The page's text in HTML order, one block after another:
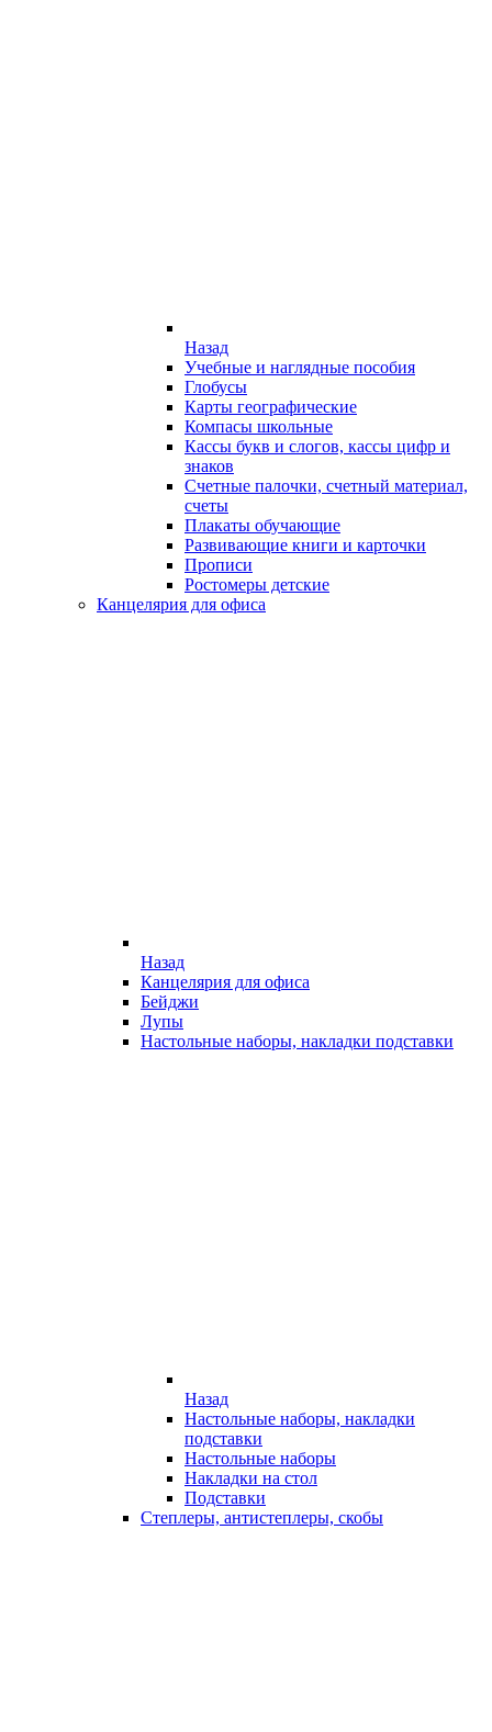
Назад
Учебные и наглядные пособия
Глобусы
Карты географические
Компасы школьные
Кассы букв и слогов, кассы цифр и
знаков
Счетные палочки, счетный материал,
счеты
Плакаты обучающие
Развивающие книги и карточки
Прописи
Ростомеры детские
Канцелярия для офиса
Назад
Канцелярия для офиса
Бейджи
Лупы
Настольные наборы, накладки подставки
Назад
Настольные наборы, накладки
подставки
Настольные наборы
Накладки на стол
Подставки
Степлеры, антистеплеры, скобы